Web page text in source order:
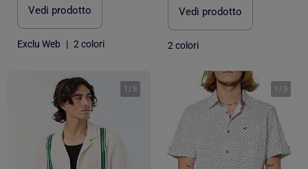
Vedi prodotto
Exclu Web | 2 colori
Vedi prodotto
2 colori
1 / 5 1 / 3